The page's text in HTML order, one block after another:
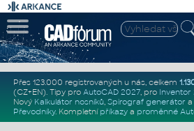
Přes 123.000 registrovaných u nás, celkem
(CZ+EN). Tipy pro AutoCAD 2027, pro Inventor
Nový Kalkulátor nosníků, Spirograf generátor a
Převodníky. Kompletní příkazya proměnné